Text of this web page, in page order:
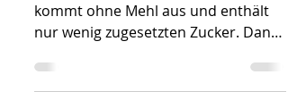
Bananenkuchen ohne
Mehl und Zucker!
Dieser Apfel-Hafer-Bananenkuchen